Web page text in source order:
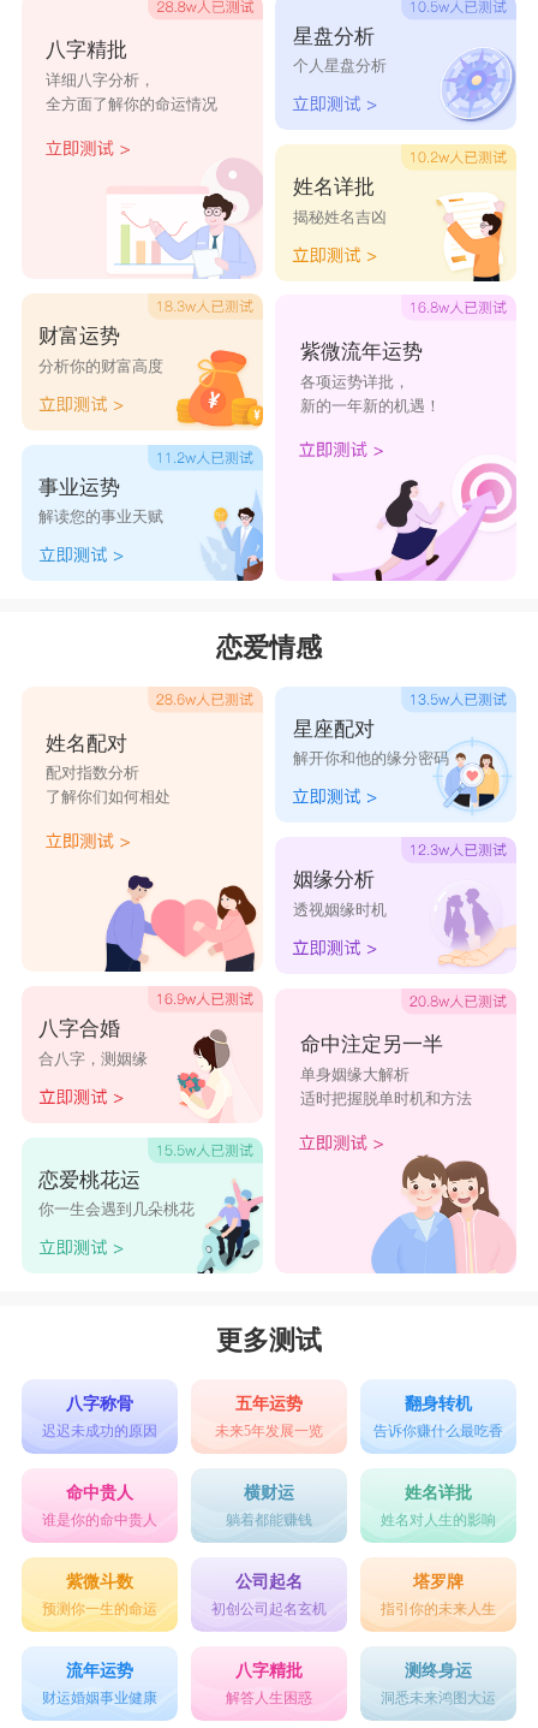
八字精批
详细八字分析，
全方面了解你的命运情况
财富运势
分析你的财富高度
事业运势
解读您的事业天赋
星盘分析
个人星盘分析
姓名详批
揭秘姓名吉凶
紫微流年运势
各项运势详批，
新的一年新的机遇！
恋爱情感
姓名配对
配对指数分析
了解你们如何相处
八字合婚
合八字，测姻缘
恋爱桃花运
你一生会遇到几朵桃花
星座配对
解开你和他的缘分密码
姻缘分析
透视姻缘时机
命中注定另一半
单身姻缘大解析
适时把握脱单时机和方法
更多测试
八字称骨
迟迟未成功的原因
五年运势
未来5年发展一览
翻身转机
告诉你赚什么最吃香
命中贵人
谁是你的命中贵人
横财运
躺着都能赚钱
姓名详批
姓名对人生的影响
紫微斗数
预测你一生的命运
公司起名
初创公司起名玄机
塔罗牌
指引你的未来人生
流年运势
财运婚姻事业健康
八字精批
解答人生困惑
测终身运
洞悉未来鸿图大运